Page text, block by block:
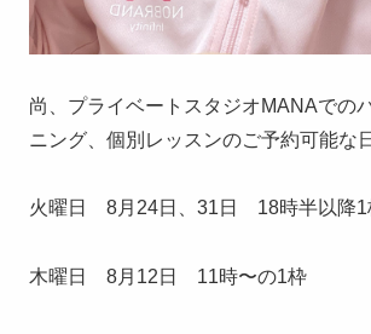
尚、プライベートスタジオMANAでの
ニング、個別レッスンのご予約可能な
火曜日 8月24日、31日 18時半以降1
木曜日 8月12日 11時〜の1枠